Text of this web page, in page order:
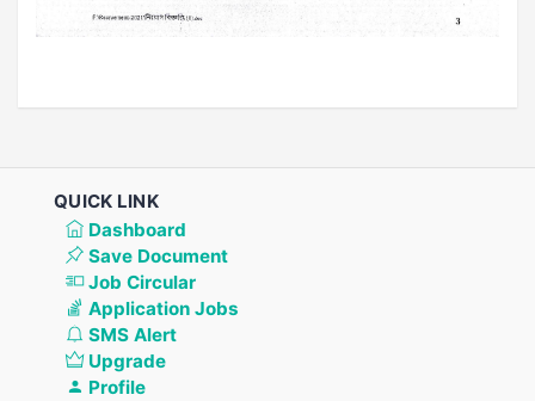
QUICK LINK
Dashboard
Save Document
Job Circular
Application Jobs
SMS Alert
Upgrade
Profile